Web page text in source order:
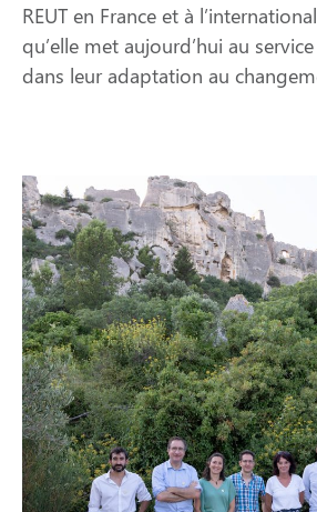
REUT en France et à
qu’elle met aujourd’hui au
dans leur adaptation au